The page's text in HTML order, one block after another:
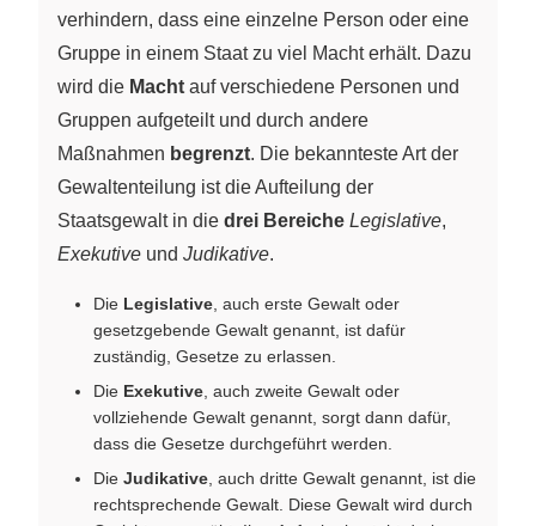
verhindern, dass eine einzelne Person oder eine
Gruppe in einem Staat zu viel Macht erhält. Dazu
wird die Macht auf verschiedene Personen und
Gruppen aufgeteilt und durch andere
Maßnahmen begrenzt. Die bekannteste Art der
Gewaltenteilung ist die Aufteilung der
Staatsgewalt in die drei Bereiche Legislative,
Exekutive und Judikative.
Die Legislative , auch erste Gewalt oder
gesetzgebende Gewalt genannt, ist dafür
zuständig, Gesetze zu erlassen.
Die Exekutive , auch zweite Gewalt oder
vollziehende Gewalt genannt, sorgt dann dafür,
dass die Gesetze durchgeführt werden.
Die Judikative , auch dritte Gewalt genannt, ist die
rechtsprechende Gewalt. Diese Gewalt wird durch